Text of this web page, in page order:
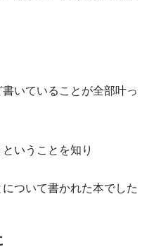
いていることが全部叶っ
いうことを知り
ついて書かれた本でした